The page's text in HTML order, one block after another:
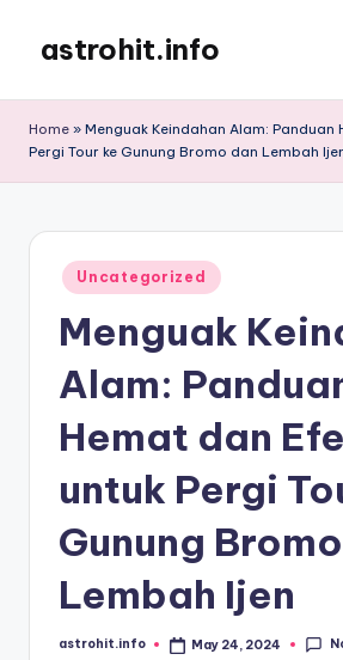
content
astrohit.info
Akurat
Home » Menguak Keindahan Alam:
Pergi Tour ke Gunung Bromo dan Lembah
Posted
in
Uncategorized
Menguak
Alam:
Hemat dan
untuk Pergi
Gunung
Lembah Ijen
Posted
astrohit.info May 24, 2024